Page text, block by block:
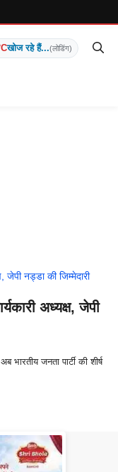
खोज रहे हैं...(लोडिंग)
अध्यक्ष, जेपी
भारतीय जनता पार्टी की शीर्ष